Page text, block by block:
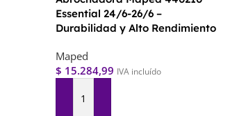
Essential 24/6-26/6 –
Durabilidad y Alto Rendimiento
Maped
$ 15.284,99 IVA incluído
Agregar Al Carrito